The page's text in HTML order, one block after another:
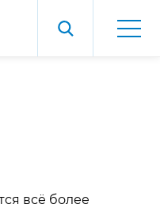
всё более